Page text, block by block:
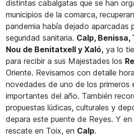
distintas cabalgatas que se han
municipios de la comarca,
pandemia había dejado aparcadas
seguridad sanitaria. Calp, Benissa,
Nou de Benitatxell y Xaló, ya lo
para recibir a sus Majestades los
Oriente. Revisamos con detalle
novedades de uno de los primeros
importantes del año. También
propuestas lúdicas, culturales y
depara este puente de Reyes. Y
rescate en Toix, en Calp.